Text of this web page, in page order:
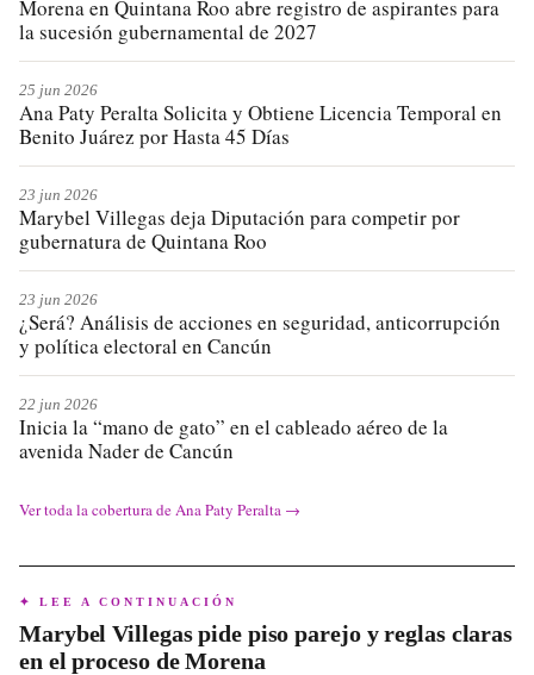
Morena en Quintana Roo abre registro de aspirantes para
la sucesión gubernamental de 2027
25 jun 2026
Ana Paty Peralta Solicita y Obtiene Licencia Temporal en
Benito Juárez por Hasta 45 Días
23 jun 2026
Marybel Villegas deja Diputación para competir por
gubernatura de Quintana Roo
23 jun 2026
¿Será? Análisis de acciones en seguridad, anticorrupción
y política electoral en Cancún
22 jun 2026
Inicia la “mano de gato” en el cableado aéreo de la
avenida Nader de Cancún
Ver toda la cobertura deAna Paty Peralta →
✦ LEE A CONTINUACIÓN
Marybel Villegas pide piso parejo y reglas claras
en el proceso de Morena